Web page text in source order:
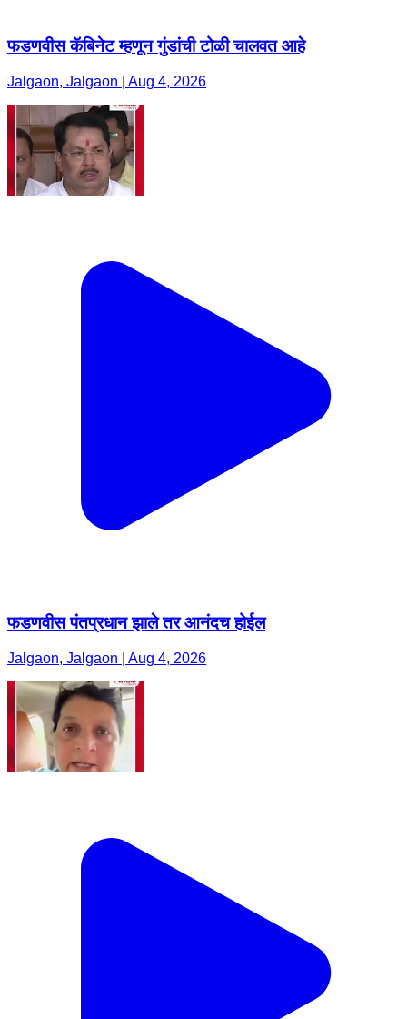
फडणवीस कॅबिनेट म्हणून गुंडांची टोळी चालवत आहे
Jalgaon, Jalgaon | Aug 4, 2026
फडणवीस पंतप्रधान झाले तर आनंदच होईल
Jalgaon, Jalgaon | Aug 4, 2026